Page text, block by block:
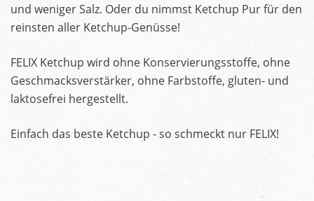
und weniger Salz. Oder du nimmst Ketchup Pur für den
reinsten aller Ketchup-Genüsse!
FELIX Ketchup wird ohne Konservierungsstoffe, ohne
Geschmacksverstärker, ohne Farbstoffe, gluten- und
laktosefrei hergestellt.
Einfach das beste Ketchup - so schmeckt nur FELIX!